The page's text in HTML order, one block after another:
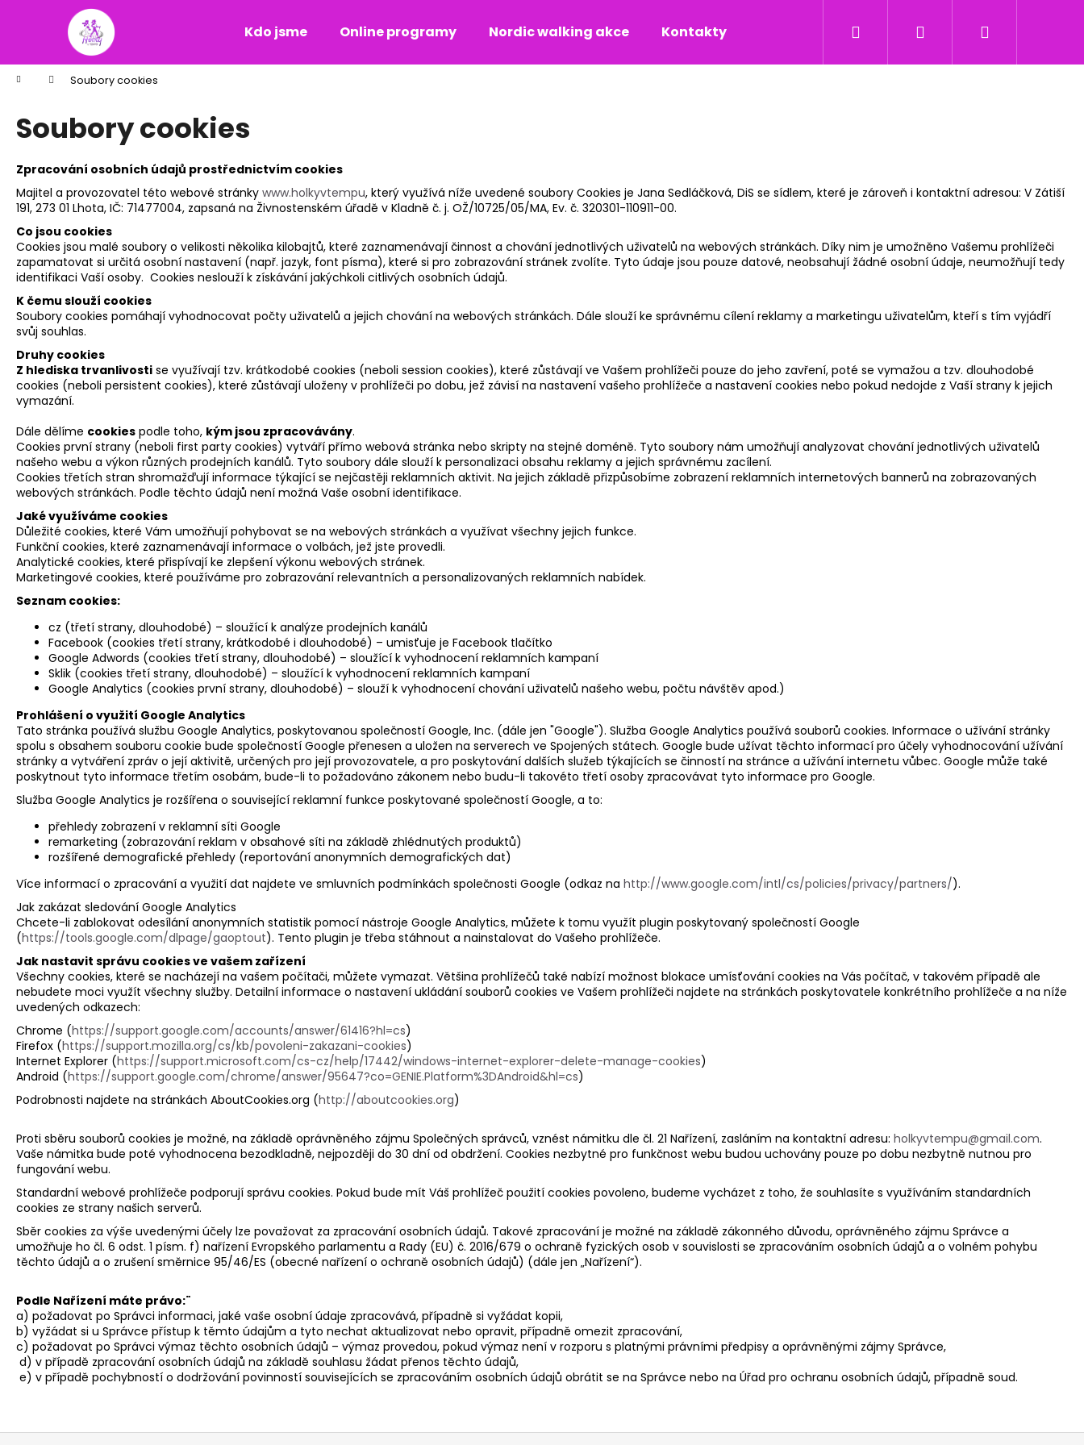
Kdo jsme Online programy Nordic walking akce Kontakty Přihlášení
Domů Soubory cookies
Soubory cookies
Zpracování osobních údajů prostřednictvím cookies
Majitel a provozovatel této webové stránky www.holkyvtempu, který využívá níže uvedené soubory Cookies je Jana Sedláčková, DiS se sídlem, které je zároveň i kontaktní adresou: V Zátiší
191, 273 01 Lhota, IČ: 71477004, zapsaná na Živnostenském úřadě v Kladně č. j. OŽ/10725/05/MA, Ev. č. 320301-110911-00.
Co jsou cookies
Cookies jsou malé soubory o velikosti několika kilobajtů, které zaznamenávají činnost a chování jednotlivých uživatelů na webových stránkách. Díky nim je umožněno Vašemu prohlížeči
zapamatovat si určitá osobní nastavení (např. jazyk, font písma), které si pro zobrazování stránek zvolíte. Tyto údaje jsou pouze datové, neobsahují žádné osobní údaje, neumožňují tedy
identifikaci Vaší osoby. Cookies neslouží k získávání jakýchkoli citlivých osobních údajů.
K čemu slouží cookies
Soubory cookies pomáhají vyhodnocovat počty uživatelů a jejich chování na webových stránkách. Dále slouží ke správnému cílení reklamy a marketingu uživatelům, kteří s tím vyjádří
svůj souhlas.
Druhy cookies
Z hlediska trvanlivosti se využívají tzv. krátkodobé cookies (neboli session cookies), které zůstávají ve Vašem prohlížeči pouze do jeho zavření, poté se vymažou a tzv. dlouhodobé
cookies (neboli persistent cookies), které zůstávají uloženy v prohlížeči po dobu, jež závisí na nastavení vašeho prohlížeče a nastavení cookies nebo pokud nedojde z Vaší strany k jejich
vymazání.
Dále dělíme cookies podle toho, kým jsou zpracovávány.
Cookies první strany (neboli first party cookies) vytváří přímo webová stránka nebo skripty na stejné doméně. Tyto soubory nám umožňují analyzovat chování jednotlivých uživatelů
našeho webu a výkon různých prodejních kanálů. Tyto soubory dále slouží k personalizaci obsahu reklamy a jejich správnému zacílení.
Cookies třetích stran shromažďují informace týkající se nejčastěji reklamních aktivit. Na jejich základě přizpůsobíme zobrazení reklamních internetových bannerů na zobrazovaných
webových stránkách. Podle těchto údajů není možná Vaše osobní identifikace.
Jaké využíváme cookies
Důležité cookies, které Vám umožňují pohybovat se na webových stránkách a využívat všechny jejich funkce.
Funkční cookies, které zaznamenávají informace o volbách, jež jste provedli.
Analytické cookies, které přispívají ke zlepšení výkonu webových stránek.
Marketingové cookies, které používáme pro zobrazování relevantních a personalizovaných reklamních nabídek.
Seznam cookies:
cz (třetí strany, dlouhodobé) – sloužící k analýze prodejních kanálů
Facebook (cookies třetí strany, krátkodobé i dlouhodobé) – umisťuje je Facebook tlačítko
Google Adwords (cookies třetí strany, dlouhodobé) – sloužící k vyhodnocení reklamních kampaní
Sklik (cookies třetí strany, dlouhodobé) – sloužící k vyhodnocení reklamních kampaní
Google Analytics (cookies první strany, dlouhodobé) – slouží k vyhodnocení chování uživatelů našeho webu, počtu návštěv apod.)
Prohlášení o využití Google Analytics
Tato stránka používá službu Google Analytics, poskytovanou společností Google, Inc. (dále jen "Google"). Služba Google Analytics používá souborů cookies. Informace o užívání stránky
spolu s obsahem souboru cookie bude společností Google přenesen a uložen na serverech ve Spojených státech. Google bude užívat těchto informací pro účely vyhodnocování užívání
stránky a vytváření zpráv o její aktivitě, určených pro její provozovatele, a pro poskytování dalších služeb týkajících se činností na stránce a užívání internetu vůbec. Google může také
poskytnout tyto informace třetím osobám, bude-li to požadováno zákonem nebo budu-li takovéto třetí osoby zpracovávat tyto informace pro Google.
Služba Google Analytics je rozšířena o související reklamní funkce poskytované společností Google, a to:
přehledy zobrazení v reklamní síti Google
remarketing (zobrazování reklam v obsahové síti na základě zhlédnutých produktů)
rozšířené demografické přehledy (reportování anonymních demografických dat)
Více informací o zpracování a využití dat najdete ve smluvních podmínkách společnosti Google (odkaz na http://www.google.com/intl/cs/policies/privacy/partners/).
Jak zakázat sledování Google Analytics
Chcete-li zablokovat odesílání anonymních statistik pomocí nástroje Google Analytics, můžete k tomu využít plugin poskytovaný společností Google
(https://tools.google.com/dlpage/gaoptout). Tento plugin je třeba stáhnout a nainstalovat do Vašeho prohlížeče.
Jak nastavit správu cookies ve vašem zařízení
Všechny cookies, které se nacházejí na vašem počítači, můžete vymazat. Většina prohlížečů také nabízí možnost blokace umísťování cookies na Vás počítač, v takovém případě ale
nebudete moci využít všechny služby. Detailní informace o nastavení ukládání souborů cookies ve Vašem prohlížeči najdete na stránkách poskytovatele konkrétního prohlížeče a na níže
uvedených odkazech:
Chrome (https://support.google.com/accounts/answer/61416?hl=cs)
Firefox (https://support.mozilla.org/cs/kb/povoleni-zakazani-cookies)
Internet Explorer (https://support.microsoft.com/cs-cz/help/17442/windows-internet-explorer-delete-manage-cookies)
Android (https://support.google.com/chrome/answer/95647?co=GENIE.Platform%3DAndroid&hl=cs)
Podrobnosti najdete na stránkách AboutCookies.org (http://aboutcookies.org)
Proti sběru souborů cookies je možné, na základě oprávněného zájmu Společných správců, vznést námitku dle čl. 21 Nařízení, zasláním na kontaktní adresu: holkyvtempu@gmail.com.
Vaše námitka bude poté vyhodnocena bezodkladně, nejpozději do 30 dní od obdržení. Cookies nezbytné pro funkčnost webu budou uchovány pouze po dobu nezbytně nutnou pro
fungování webu.
Standardní webové prohlížeče podporují správu cookies. Pokud bude mít Váš prohlížeč použití cookies povoleno, budeme vycházet z toho, že souhlasíte s využíváním standardních
cookies ze strany našich serverů.
Sběr cookies za výše uvedenými účely lze považovat za zpracování osobních údajů. Takové zpracování je možné na základě zákonného důvodu, oprávněného zájmu Správce a
umožňuje ho čl. 6 odst. 1 písm. f) nařízení Evropského parlamentu a Rady (EU) č. 2016/679 o ochraně fyzických osob v souvislosti se zpracováním osobních údajů a o volném pohybu
těchto údajů a o zrušení směrnice 95/46/ES (obecné nařízení o ochraně osobních údajů) (dále jen „Nařízení“).
Podle Nařízení máte právo:¨
a) požadovat po Správci informaci, jaké vaše osobní údaje zpracovává, případně si vyžádat kopii,
b) vyžádat si u Správce přístup k těmto údajům a tyto nechat aktualizovat nebo opravit, případně omezit zpracování,
c) požadovat po Správci výmaz těchto osobních údajů – výmaz provedou, pokud výmaz není v rozporu s platnými právními předpisy a oprávněnými zájmy Správce,
d) v případě zpracování osobních údajů na základě souhlasu žádat přenos těchto údajů,
e) v případě pochybností o dodržování povinností souvisejících se zpracováním osobních údajů obrátit se na Správce nebo na Úřad pro ochranu osobních údajů, případně soud.
í
Zpět
do
obchodu
Zpět
do
obchodu